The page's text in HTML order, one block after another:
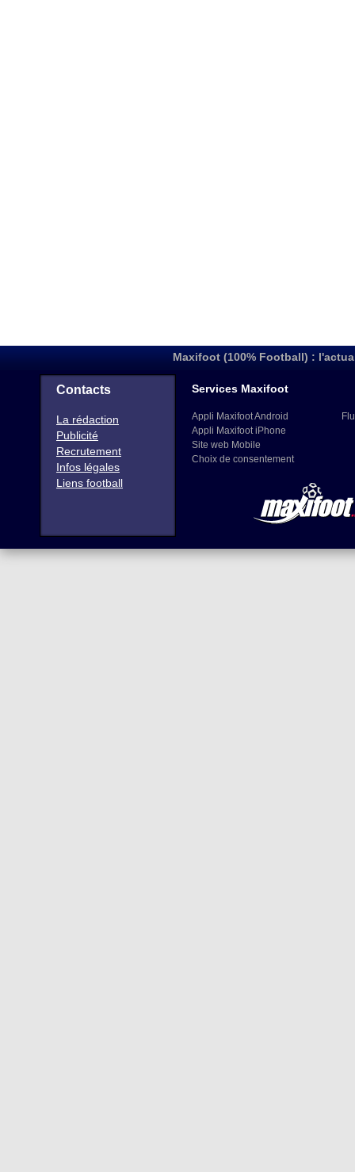
Maxifoot (100% Football) :
Contacts
La rédaction
Publicité
Recrutement
Infos légales
Liens football
Services Maxifoot
Appli Maxifoot Android
Appli Maxifoot iPhone
Site web Mobile
Choix de consentement